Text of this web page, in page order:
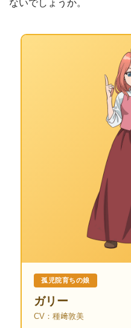
ないでしょうか。
孤児院育ちの娘
ガリー
CV：種﨑敦美